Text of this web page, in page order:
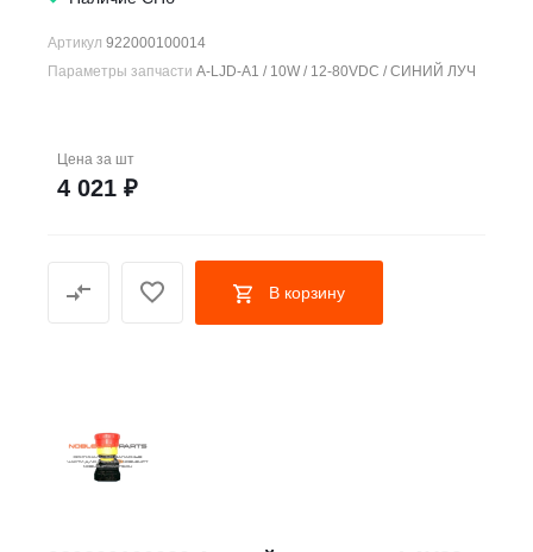
Артикул 922000100014
Параметры запчасти A-LJD-A1 / 10W / 12-80VDC / СИНИЙ ЛУЧ
Цена за шт
4 021 ₽
В корзину